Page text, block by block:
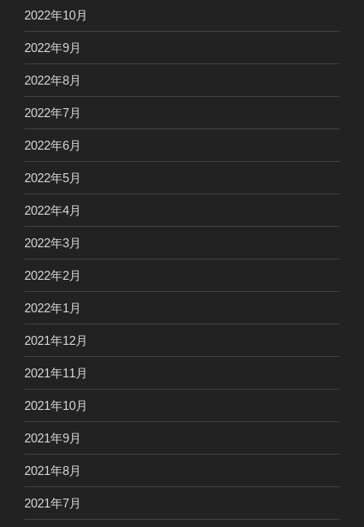
2022年10月
2022年9月
2022年8月
2022年7月
2022年6月
2022年5月
2022年4月
2022年3月
2022年2月
2022年1月
2021年12月
2021年11月
2021年10月
2021年9月
2021年8月
2021年7月